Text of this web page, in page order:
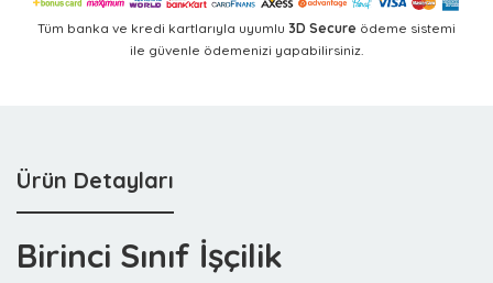
Tüm banka ve kredi kartlarıyla uyumlu 3D Secure ödeme sistemi
ile güvenle ödemenizi yapabilirsiniz.
Ürün Detayları
Birinci Sınıf İşçilik